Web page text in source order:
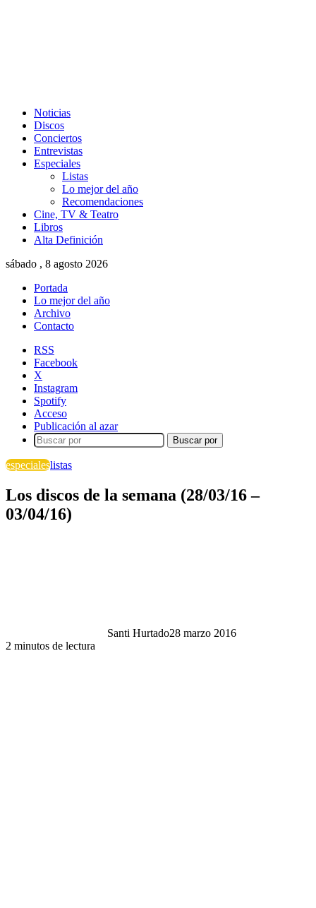
Noticias
Discos
Conciertos
Entrevistas
Especiales
Listas
Lo mejor del año
Recomendaciones
Cine, TV & Teatro
Libros
Alta Definición
sábado , 8 agosto 2026
Portada
Lo mejor del año
Archivo
Contacto
RSS
Facebook
X
Instagram
Spotify
Acceso
Publicación al azar
Buscar por
especialeslistas
Los discos de la semana (28/03/16 –
03/04/16)
Santi Hurtado28 marzo 2016
2 minutos de lectura